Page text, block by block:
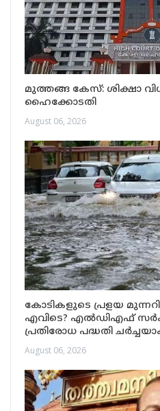
മുത്തങ്ങ കേസ്: ശിക്ഷാ
ഹൈക്കോടതി
August 06, 2026
കോടികളുടെ പ്രളയ
എവിടെ? എൽഡിഎഫ്
പ്രതിരോധ പദ്ധതി
August 06, 2026